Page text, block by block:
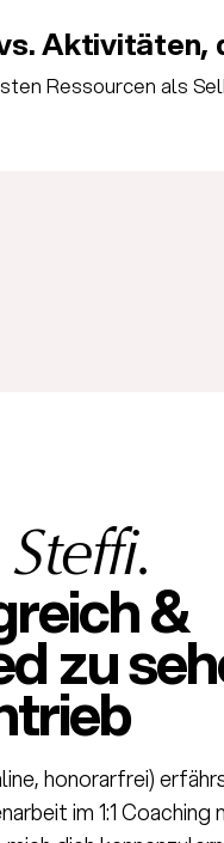
Aktivitäten,
Ressourcen als
&
zu
honorarfrei)
im 1:1 Coaching